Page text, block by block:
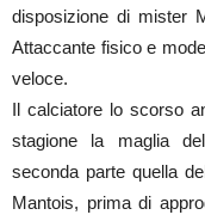
disposizione di mister
Attaccante fisico e
veloce.
Il calciatore lo scorso
stagione la maglia
seconda parte quella
Mantois, prima di